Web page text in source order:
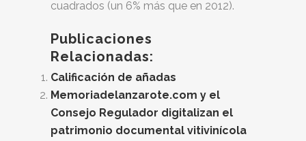
cuadrados (un 6% más que en 2012).
Publicaciones
Relacionadas:
Calificación de añadas
Memoriadelanzarote.com y el
Consejo Regulador digitalizan el
patrimonio documental vitivinícola